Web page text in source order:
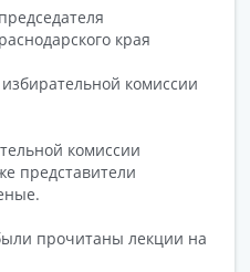
края
комиссии
комиссии
представители
прочитаны лекции на